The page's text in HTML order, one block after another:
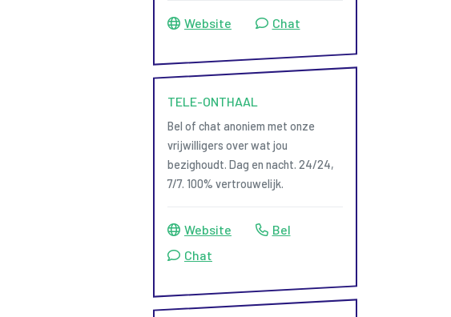
Website Chat
TELE-ONTHAAL
Bel of chat anoniem met onze
vrijwilligers over wat jou
bezighoudt. Dag en nacht. 24/24,
7/7. 100% vertrouwelijk.
Website
Bel
Chat